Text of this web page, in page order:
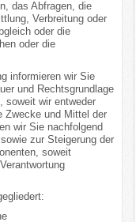
das Abfragen, die
Verbreitung oder
oder die
oder die
informieren wir Sie
und Rechtsgrundlage
soweit wir entweder
Zwecke und Mittel der
wir Sie nachfolgend
zur Steigerung der
soweit